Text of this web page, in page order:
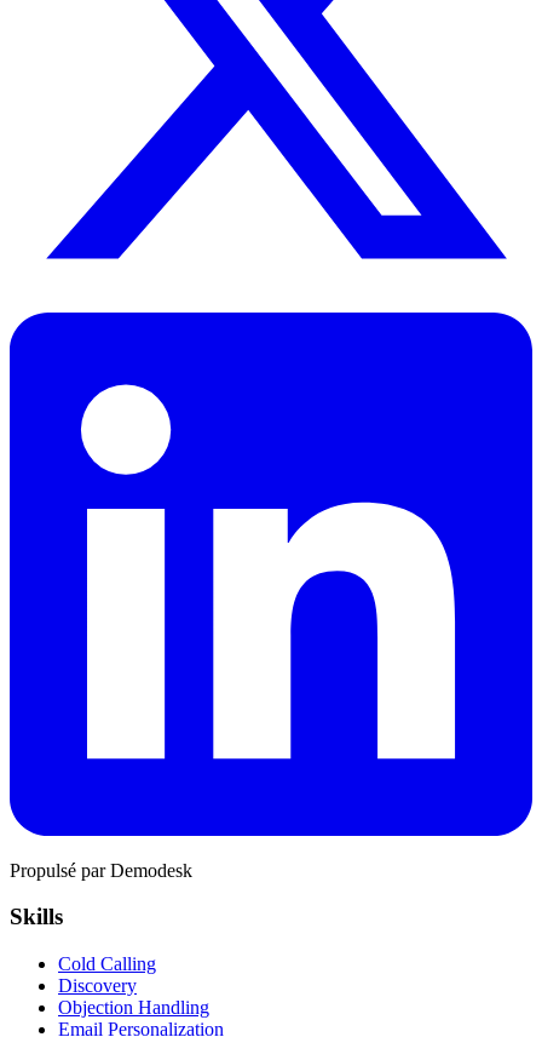
Propulsé par Demodesk
Skills
Cold Calling
Discovery
Objection Handling
Email Personalization